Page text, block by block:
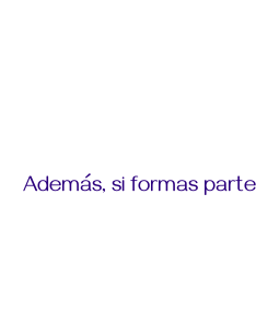
Además, si formas